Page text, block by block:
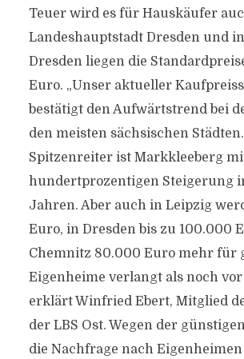
Teuer wird es für Hauskäufer
Landeshauptstadt Dresden und
Dresden liegen die
Euro. „Unser aktueller
bestätigt den Aufwärtstrend bei
den meisten sächsischen Städten.
Spitzenreiter ist Markkleeberg
hundertprozentigen Steigerung
Jahren. Aber auch in Leipzig
Euro, in Dresden bis zu 100.000
Chemnitz 80.000 Euro mehr für
Eigenheime verlangt als noch
erklärt Winfried Ebert, Mitglied
der LBS Ost. Wegen der
die Nachfrage nach Eigenheimen